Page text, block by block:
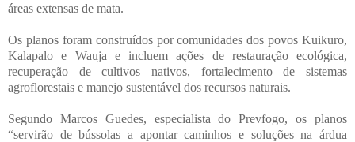
áreas extensas de mata.
Os planos foram construídos por comunidades dos povos Kuikuro,
Kalapalo e Wauja e incluem ações de restauração ecológica,
recuperação de cultivos nativos, fortalecimento de sistemas
agroflorestais e manejo sustentável dos recursos naturais.
Segundo Marcos Guedes, especialista do Prevfogo, os planos
“servirão de bússolas a apontar caminhos e soluções na árdua